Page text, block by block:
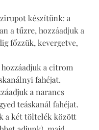
készítünk: a
a tűzre, hozzáadjuk a
főzzük, kevergetve,
a citrom
fahéjat.
a narancs
teáskanál fahéjat.
a két töltelék között